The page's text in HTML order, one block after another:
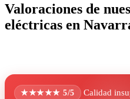
Valoraciones de
eléctricas en
★★★★★ 5/5 Calidad